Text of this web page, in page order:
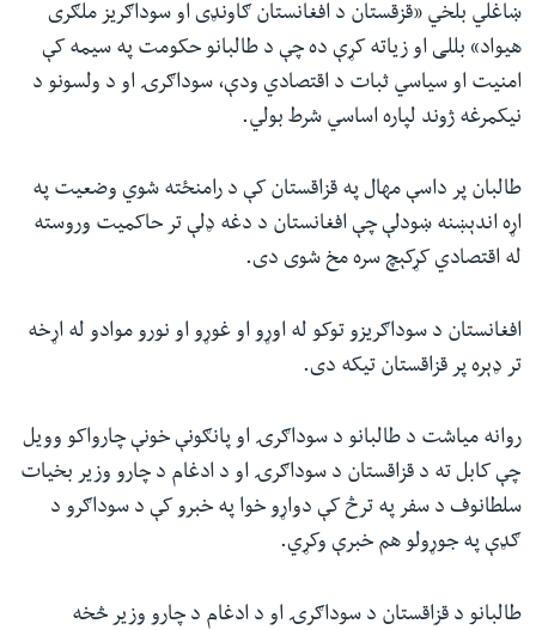
ښاغلي بلخي «قزقستان د افغانستان ګاونډی او سوداګریز ملګری
هیواد» بللی او زیاته کړې ده چې د طالبانو حکومت په سیمه کې
امنيت او سياسي ثبات د اقتصادي ودې، سوداګرۍ او د ولسونو د
نیکمرغه ژوند لپاره اساسي شرط بولي.
طالبان پر داسې مهال په قزاقستان کې د رامنځته شوي وضعیت په
اړه اندېښنه ښودلې چې افغانستان د دغه ډلې تر حاکمیت وروسته
له اقتصادي کړکېچ سره مخ شوی دی.
افغانستان د سوداګریزو توکو له اوړو او غوړو او نورو موادو له اړخه
تر ډېره پر قزاقستان تیکه دی.
روانه میاشت د طالبانو د سوداګرۍ او پانګونې خونې چارواکو وویل
چې کابل ته د قزاقستان د سوداګرۍ او د ادغام د چارو وزیر بخیات
سلطانوف د سفر په ترڅ کې دواړو خوا په خبرو کې د سوداګرو د
ګډې په جوړولو هم خبرې وکړي.
طالبانو د قزاقستان د سوداګرۍ او د ادغام د چارو وزیر څخه